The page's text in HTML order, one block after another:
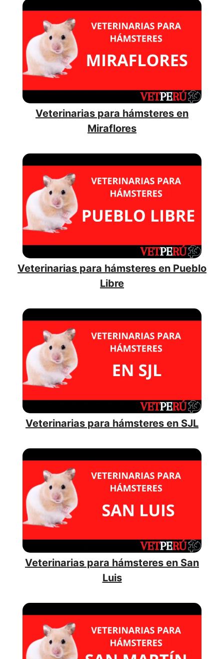
Veterinarias para hámsteres en
Miraflores
Veterinarias para hámsteres en Pueblo
Libre
Veterinarias para hámsteres en SJL
Veterinarias para hámsteres en San
Luis